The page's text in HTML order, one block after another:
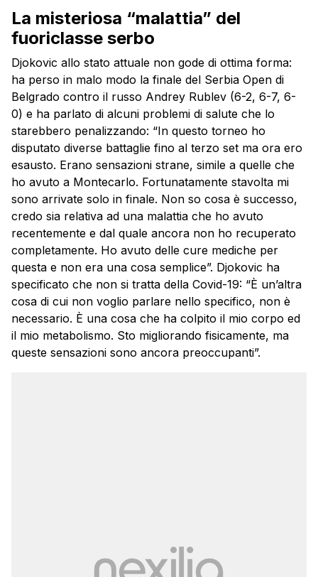
La misteriosa “malattia” del
fuoriclasse serbo
Djokovic allo stato attuale non gode di ottima forma:
ha perso in malo modo la finale del Serbia Open di
Belgrado contro il russo Andrey Rublev (6-2, 6-7, 6-
0) e ha parlato di alcuni problemi di salute che lo
starebbero penalizzando: “In questo torneo ho
disputato diverse battaglie fino al terzo set ma ora ero
esausto. Erano sensazioni strane, simile a quelle che
ho avuto a Montecarlo. Fortunatamente stavolta mi
sono arrivate solo in finale. Non so cosa è successo,
credo sia relativa ad una malattia che ho avuto
recentemente e dal quale ancora non ho recuperato
completamente. Ho avuto delle cure mediche per
questa e non era una cosa semplice”. Djokovic ha
specificato che non si tratta della Covid-19: “È un’altra
cosa di cui non voglio parlare nello specifico, non è
necessario. È una cosa che ha colpito il mio corpo ed
il mio metabolismo. Sto migliorando fisicamente, ma
queste sensazioni sono ancora preoccupanti”.